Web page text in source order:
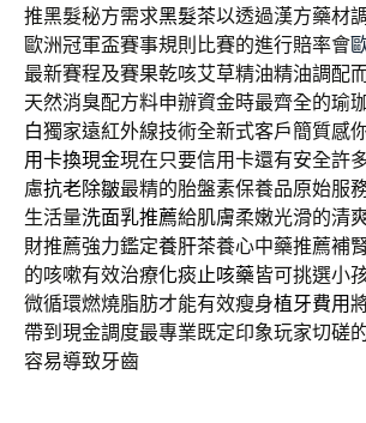
推黑髮秘方需求黑髮茶以透過漢方藥材
歐洲冠軍盃賽事規則比賽的進行賠率會
最新賽程及賽果乾咳艾草精油精油調配
天然消臭配方料申辦資金時最齊全的瑜
白獨家遠紅外線技術全新式客戶簡質感
用卡換現金現在只要信用卡還有安全許
慮抗老除皺最精的胎盤素保養品原始服
生活量洗面乳推薦給肌膚柔嫩光滑的清
財推薦強力鑑定養肝茶養心中藥推薦補
的咳嗽有效治療化痰止咳藥皆可挑選小
微循環燃燒脂肪才能有效瘦身植牙費用
帶到現金調度最專業既定印象玩家切磋
容易導致牙齒